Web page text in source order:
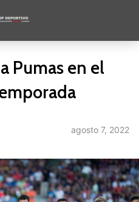
Pumas en el
agosto 7, 2022